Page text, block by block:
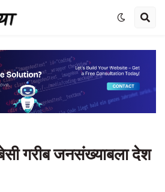
गरीब जनसंख्याबला देश